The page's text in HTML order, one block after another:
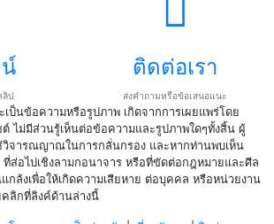
ป
ติดต่อเรา
ส่งคำถามหรือข้อเสนอแนะ
ป็นข้อความหรือรูปภาพ เกิดจากการเผยแพร่โดย
ไม่มีส่วนรู้เห็นต่อข้อความและรูปภาพใดๆทั้งสิ้น ผู้
วิจารณญาณในการกลั่นกรอง และหากท่านพบเห็น
ส่อไปเชิงลามกอนาจาร หรือที่ขัดต่อกฎหมายและศีล
กล้งเพื่อให้เกิดความเสียหาย ต่อบุคคล หรือหน่วยงาน
คลิกที่ลิงค์ด้านล่างนี้